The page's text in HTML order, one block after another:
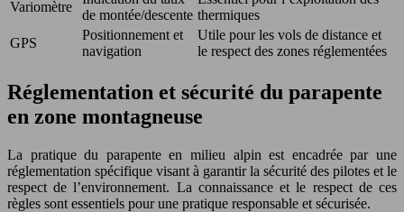
Variomètre
de montée/descente thermiques
GPS
Positionnement et
navigation
Utile pour les vols de distance et
le respect des zones réglementées
Réglementation et sécurité du parapente
en zone montagneuse
La pratique du parapente en milieu alpin est encadrée par une
réglementation spécifique visant à garantir la sécurité des pilotes et le
respect de l’environnement. La connaissance et le respect de ces
règles sont essentiels pour une pratique responsable et sécurisée.